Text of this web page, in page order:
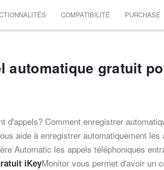
COMPATIBILITÉ PURCHASE
automatique gratuit
d'appels? Comment enregistrer
aide à enregistrer automatiquement
Automatic les appels téléphoniques
iKeyMonitor vous permet d'avoir un